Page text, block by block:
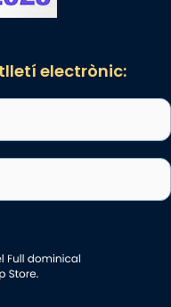
electrònic: